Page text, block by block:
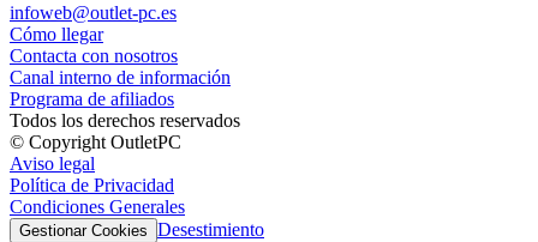
infoweb@outlet-pc.es
Cómo llegar
Contacta con nosotros
Canal interno de información
Programa de afiliados
Todos los derechos reservados
© Copyright OutletPC
Aviso legal
Política de Privacidad
Condiciones Generales
Gestionar Cookies Desestimiento